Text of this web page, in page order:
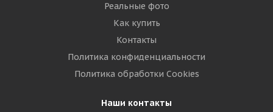
Реальные фото
Как купить
Контакты
Политика конфиденциальности
Политика обработки Cookies
Наши контакты